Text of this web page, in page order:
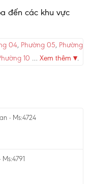
đến các khu vực
04, Phường 05, Phường
10 … Xem thêm ▾.
- Ms:4724